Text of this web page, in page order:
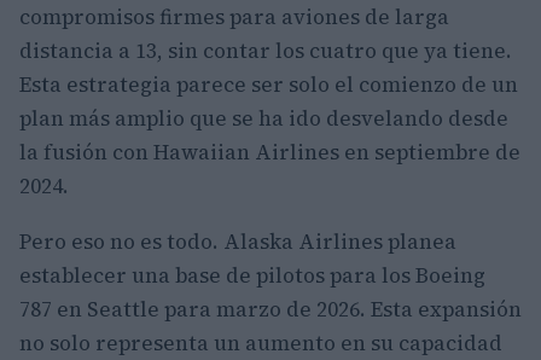
compromisos firmes para aviones de larga
distancia a 13, sin contar los cuatro que ya tiene.
Esta estrategia parece ser solo el comienzo de un
plan más amplio que se ha ido desvelando desde
la fusión con Hawaiian Airlines en septiembre de
2024.
Pero eso no es todo. Alaska Airlines planea
establecer una base de pilotos para los Boeing
787 en Seattle para marzo de 2026. Esta expansión
no solo representa un aumento en su capacidad